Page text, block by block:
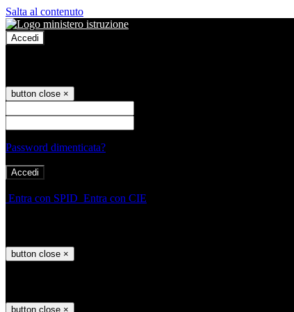
Salta al contenuto
Accedi
button close ×
Password dimenticata?
Entra con SPID Entra con CIE
button close ×
button close ×